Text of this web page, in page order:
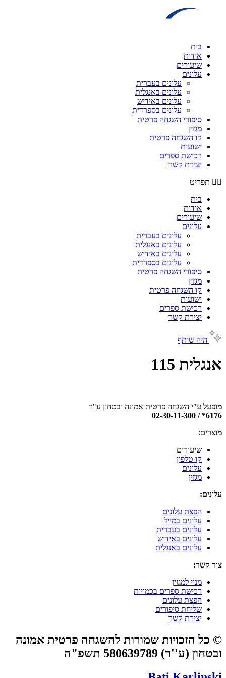
בית
אודות
שיעורים
עלונים
עלונים בעברית
עלונים באנגלית
עלונים באידיש
עלונים בספרדית
סיפורי השגחה פרטית
מגזין
קו השגחה פרטית
ישועות
רכישת ספרים
יצירת קשר
תפריט
בית
אודות
שיעורים
עלונים
עלונים בעברית
עלונים באנגלית
עלונים באידיש
עלונים בספרדית
סיפורי השגחה פרטית
מגזין
קו השגחה פרטית
ישועות
רכישת ספרים
יצירת קשר
היה שותף
אנגלית 115
מופעל ע"י השגחה פרטית אמונה ובטחון ע"ר
6176* / 02-30-11-300
מוצרים:
שיעורים
קו טלפון
עלונים
מגזין
עלונים:
הפצת עלונים
עלונים במייל
עלונים בעברית
עלונים באידיש
עלונים באנגלית
צור קשר:
מנוי למגזין
רכישת ספרים בכמויות
הפצת עלונים
שליחת סיפורים
יצירת קשר
© כל הזכויות שמורות להשגחה פרטית אמונה
ובטחון (ע''ר) 580639789 תשפ"ה